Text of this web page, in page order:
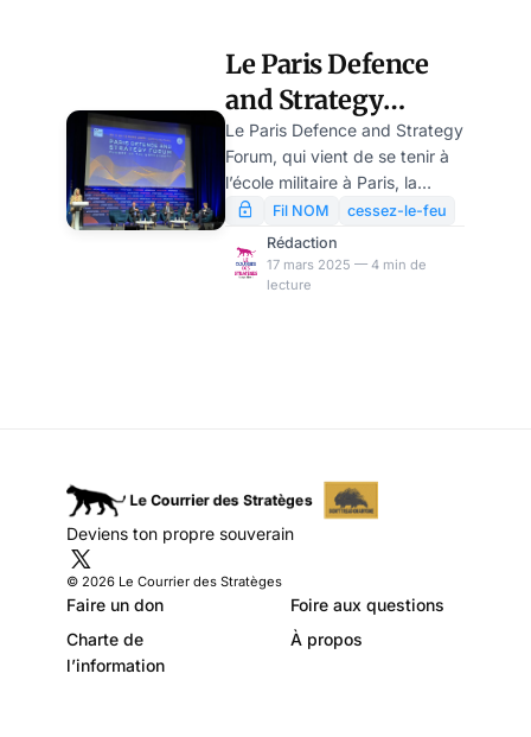
Le Paris Defence
and Strategy
Forum: comment
l’Etat conditionne
les esprits pour la
guerre, par Michel
Goldstein
Le Paris Defence and Strategy
Forum, qui vient de se tenir à
l’école militaire à Paris, la
conférence de Munich ou le
Globsec : ces événements
sont des catalyseurs de
changements géopolitiques.
Fil NOM
cessez-le-feu
Rédaction
17 mars 2025 — 4 min de
lecture
Deviens ton propre souverain
© 2026 Le Courrier des Stratèges
Faire un don
Foire aux questions
Charte de
l’information
À propos